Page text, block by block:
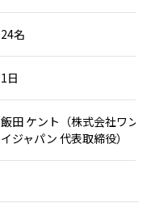
24名
1日
飯田 ケント（株式会社ワンデ
イジャパン 代表取締役）